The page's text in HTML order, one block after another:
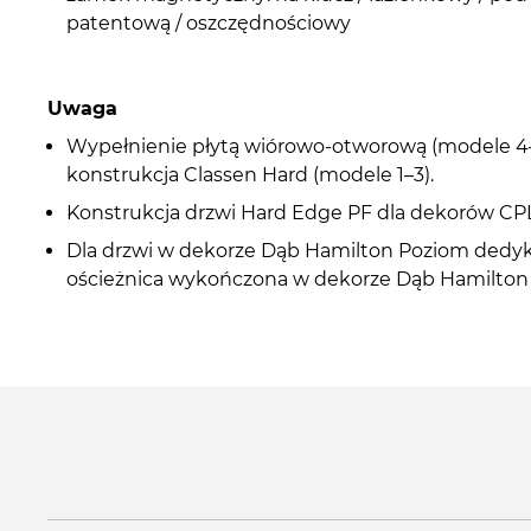
patentową / oszczędnościowy
Uwaga
Wypełnienie płytą wiórowo-otworową (modele
konstrukcja Classen Hard (modele 1–3).
Konstrukcja drzwi Hard Edge PF dla dekorów
Dla drzwi w dekorze Dąb Hamilton Poziom
ościeżnica wykończona w dekorze Dąb Hamilton